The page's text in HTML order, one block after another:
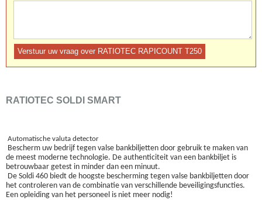
RATIOTEC SOLDI SMART
Automatische valuta detector
Bescherm uw bedrijf tegen valse bankbiljetten door gebruik te maken van
de meest moderne technologie. De authenticiteit van een bankbiljet is
betrouwbaar getest in minder dan een minuut.
De Soldi 460 biedt de hoogste bescherming tegen valse bankbiljetten door
het controleren van de combinatie van verschillende beveiligingsfuncties.
Een opleiding van het personeel is niet meer nodig!